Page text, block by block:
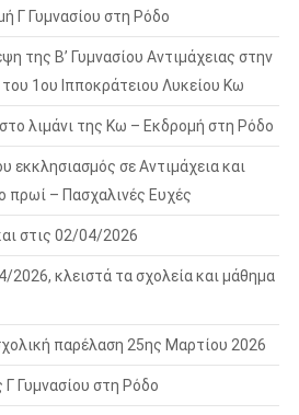
Γ Γυμνασίου στη Ρόδο
της Β’ Γυμνασίου Αντιμάχειας στην
1ου Ιπποκράτειου Λυκείου Κω
λιμάνι της Κω – Εκδρομή στη Ρόδο
εκκλησιασμός σε Αντιμάχεια και
πρωί – Πασχαλινές Ευχές
στις 02/04/2026
2026, κλειστά τα σχολεία και μάθημα
παρέλαση 25ης Μαρτίου 2026
Γυμνασίου στη Ρόδο